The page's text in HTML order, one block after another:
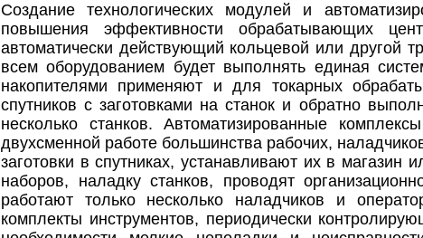
Создание технологических модулей и
повышения эффективности обрабатывающих
автоматически действующий кольцевой или другой
всем оборудованием будет выполнять единая
накопителями применяют и для токарных
спутников с заготовками на станок и обратно
несколько станков. Автоматизированные
двухсменной работе большинства рабочих,
заготовки в спутниках, устанавливают их в магазин
наборов, наладку станков, проводят
работают только несколько наладчиков и
комплекты инструментов, периодически